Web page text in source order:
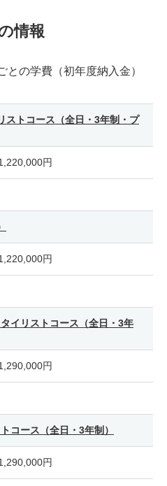
情報
との学費（初年度納入金）
ストコース（全日・3年制・プ
円
円
イリストコース（全日・3年
円
コース（全日・3年制）
円